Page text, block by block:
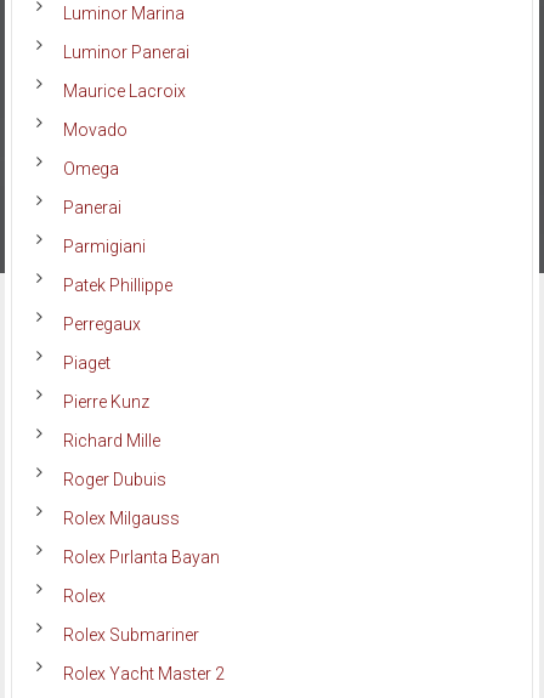
Luminor Marina
Luminor Panerai
Maurice Lacroix
Movado
Omega
Panerai
Parmigiani
Patek Phillippe
Perregaux
Piaget
Pierre Kunz
Richard Mille
Roger Dubuis
Rolex Milgauss
Rolex Pırlanta Bayan
Rolex
Rolex Submariner
Rolex Yacht Master 2